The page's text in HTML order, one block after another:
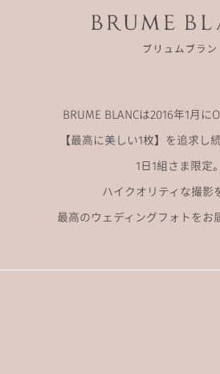
BRUME BLANCは2016年1月に
【最高に美しい1枚】を追求し
1日1組さま限定。
ハイクオリティな撮影
最高のウェディングフォトをお